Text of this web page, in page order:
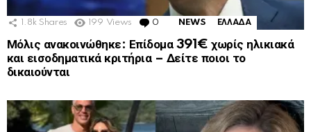
1.8k Shares 199 Views 0 Comments
NEWS ΕΛΛΑΔΑ
Μόλις ανακοινώθηκε: Επίδομα 391€ χωρίς ηλικιακά
και εισοδηματικά κριτήρια – Δείτε ποιοι το
δικαιούνται